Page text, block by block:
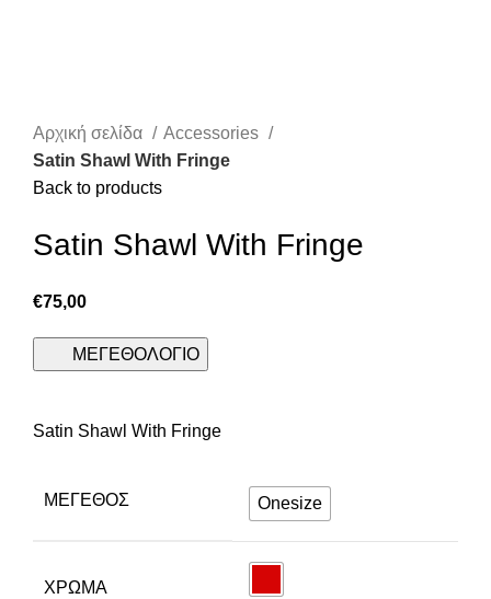
Αρχική σελίδα
Accessories
Satin Shawl With Fringe
Back to products
Satin Shawl With Fringe
€75,00
ΜΕΓΕΘΟΛΟΓΙΟ
Satin Shawl With Fringe
ΜΈΓΕΘΟΣ Onesize
ΧΡΩΜΑ